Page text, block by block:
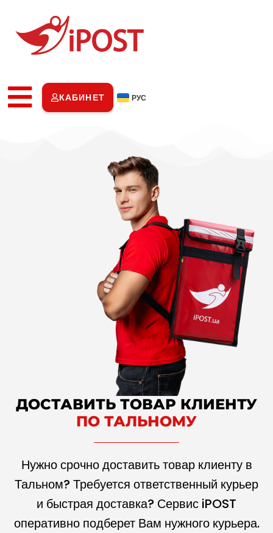
КАБИНЕТ РУС
ДОСТАВИТЬ ТОВАР КЛИЕНТУ
ПО ТАЛЬНОМУ
Нужно срочно доставить товар клиенту в
Тальном? Требуется ответственный курьер
и быстрая доставка? Сервис iPOST
оперативно подберет Вам нужного курьера.